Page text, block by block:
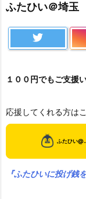
ふたひい＠埼玉
１００円でもご支援
応援してくれる方は
『ふたひいに投げ銭